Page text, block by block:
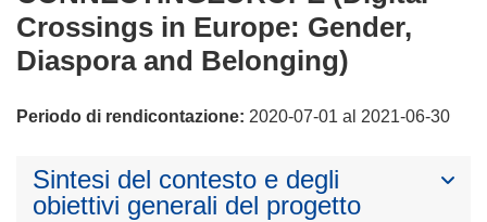
Crossings in Europe: Gender,
Diaspora and Belonging)
Periodo di rendicontazione: 2020-07-01 al 2021-06-30
Sintesi del contesto e degli
obiettivi generali del progetto